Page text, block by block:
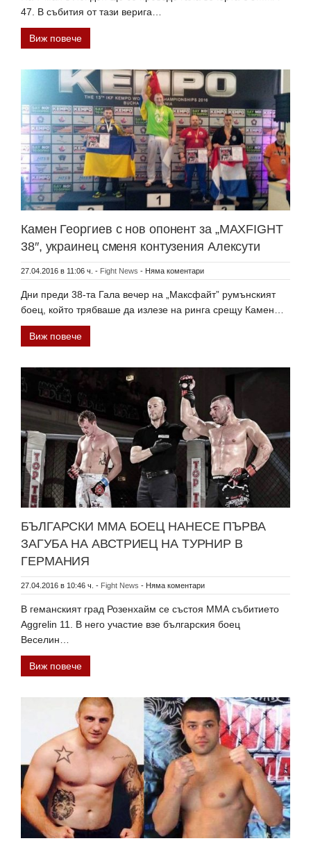
47. В събития от тази верига…
Виж повече
Камен Георгиев с нов опонент за „MAXFIGHT
38″, украинец сменя контузения Алексути
27.04.2016 в 11:06 ч. - Fight News - Няма коментари
Дни преди 38-та Гала вечер на „Максфайт” румънският
боец, който трябваше да излезе на ринга срещу Камен…
Виж повече
БЪЛГАРСКИ ММА БОЕЦ НАНЕСЕ ПЪРВА
ЗАГУБА НА АВСТРИЕЦ НА ТУРНИР В
ГЕРМАНИЯ
27.04.2016 в 10:46 ч. - Fight News - Няма коментари
В геманският град Розенхайм се състоя ММА събитието
Aggrelin 11. В него участие взе българския боец
Веселин…
Виж повече